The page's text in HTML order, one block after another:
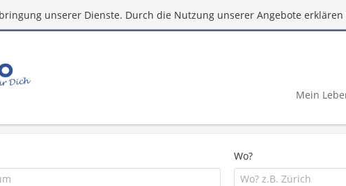
unserer Dienste. Durch die Nutzung unserer Angebote
Mein
Wo?